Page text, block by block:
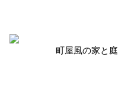
町屋風の家と庭